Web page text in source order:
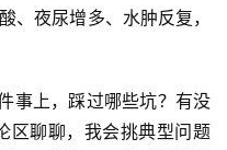
、夜尿增多、水肿反复，
事上，踩过哪些坑？有没
区聊聊，我会挑典型问题